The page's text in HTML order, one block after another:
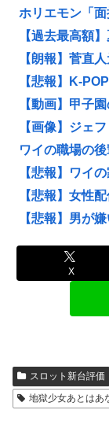
ホリエモン「
【過去最高額
【朗報】菅直
【悲報】K-
【動画】甲子
【画像】ジェ
ワイの職場の
【悲報】ワイ
【悲報】女性
【悲報】男が
X
スロット新台評価
地獄少女あとはあ